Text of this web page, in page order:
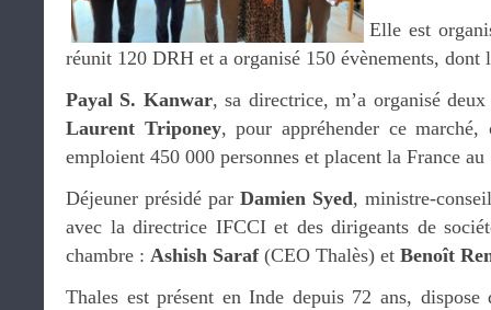
Elle est
réunit 120 DRH et a organisé 150 évènements, dont
Payal S. Kanwar, sa directrice, m’a organisé
Laurent Triponey, pour appréhender ce marché,
emploient 450 000 personnes et placent la France
Déjeuner présidé par Damien Syed, ministre-
avec la directrice IFCCI et des dirigeants de
chambre : Ashish Saraf(CEO Thalès) et Benoît
Thales est présent en Inde depuis 72 ans, dispose